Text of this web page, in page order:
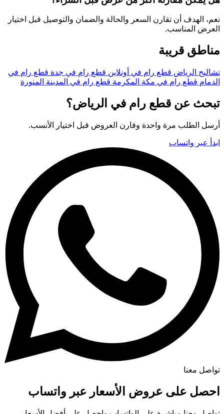
نعم، الهدف أن تقارن السعر والحالة والضمان والتوصيل قبل اختيار
العرض المناسب.
مناطق قريبة
تشاليح الرياض قطع رام في أونلاين قطع رام في جدة قطع رام في
الدمام قطع رام في مكة المكرمة قطع رام في المدينة المنورة
تبحث عن قطع رام في الرياض؟
أرسل الطلب مرة واحدة وقارن العروض قبل اختيار الأنسب.
ابدأ عبر واتساب
تواصل معنا
احصل على عروض الأسعار عبر واتساب